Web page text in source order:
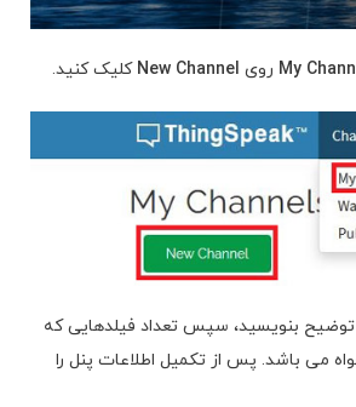
My روی New Channel کلیک کنید.
توضیح بنویسید، سپس تعداد فیلدهایی که
می باشد. پس از تکمیل اطلاعات پنل را